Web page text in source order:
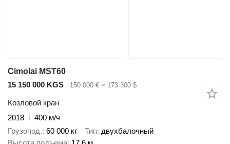
Cimolai MST60
15 150 000 KGS
150 000 € ≈ 173 300 $
Козловой кран
2018
400 м/ч
Грузопод. 60 000 кг Тип двухбалочный